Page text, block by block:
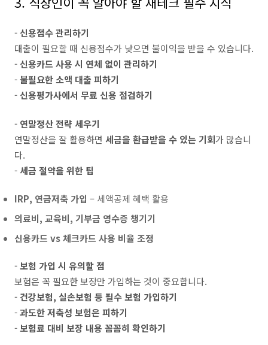
- 신용점수 관리하기
대출이 필요할 때 신용점수가 낮으면 불이익을 받을 수 있습니다.
- 신용카드 사용 시 연체 없이 관리하기
-불필요한 소액 대출 피하기
- 신용평가사에서 무료 신용 점검하기
- 연말정산 전략 세우기
연말정산을 잘 활용하면 세금을 환급받을 수 있는 기회가 많습니
다.
- 세금 절약을 위한 팁
IRP, 연금저축 가입 – 세액공제 혜택 활용
의료비, 교육비, 기부금 영수증 챙기기
신용카드 vs 체크카드 사용 비율 조정
-보험 가입 시 유의할 점
보험은 꼭 필요한 보장만 가입하는 것이 중요합니다.
- 건강보험, 실손보험 등 필수 보험 가입하기
-과도한 저축성 보험은 피하기
-보험료 대비 보장 내용 꼼꼼히 확인하기